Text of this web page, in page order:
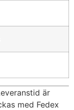
är
med Fedex